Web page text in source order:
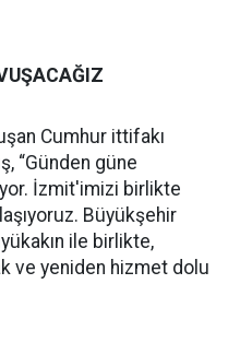
Cumhur ittifakı
“Günden güne
İzmit'imizi birlikte
Büyükşehir
ile birlikte,
ve yeniden hizmet dolu